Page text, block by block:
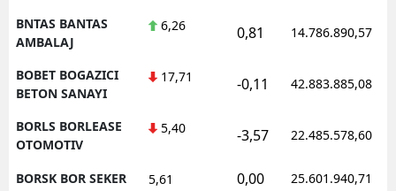
BNTAS BANTAS
AMBALAJ
6,26 0,81 14.786.890,57
BOBET BOGAZICI
BETON SANAYI
17,71 -0,11 42.883.885,08
BORLS BORLEASE
OTOMOTIV
5,40 -3,57 22.485.578,60
BORSK BOR SEKER 5,61 0,00 25.601.940,71